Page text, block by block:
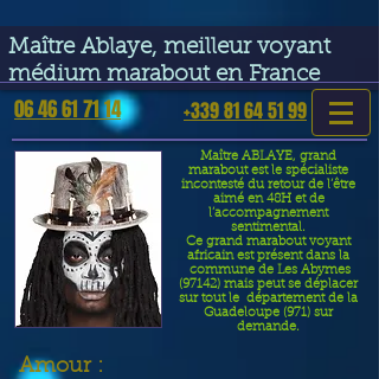
Maître Ablaye, meilleur voyant
médium marabout en France
06 46 61 71 14 +339 81 64 51 99
Maître ABLAYE, grand
marabout est le spécialiste
incontesté du retour de l’être
aimé en 48H et de
l’accompagnement
sentimental.
Ce grand marabout voyant
africain est présent dans la
commune de Les Abymes
(97142) mais peut se déplacer
sur tout le département de la
Guadeloupe (971) sur
demande.
​Amour :